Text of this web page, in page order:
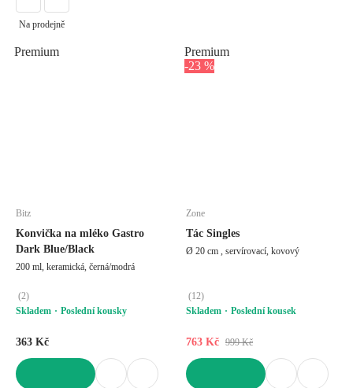
Na prodejně
Premium
Bitz
Konvička na mléko Gastro
Dark Blue/Black
200 ml, keramická, černá/modrá
(2)
Skladem
Poslední kousky
363 Kč
Premium
-23 %
Zone
Tác Singles
Ø 20 cm , servírovací, kovový
(12)
Skladem
Poslední kousek
763 Kč 999 Kč